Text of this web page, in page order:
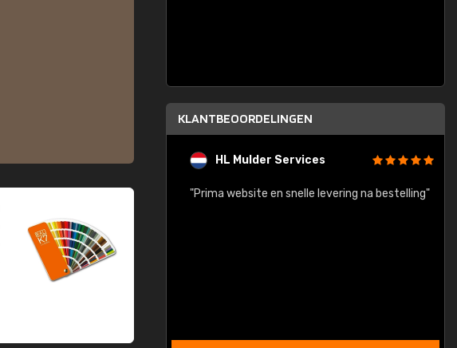
KLANTBEOORDELINGEN
HL Mulder Services
"Prima website en snelle levering na bestelling"